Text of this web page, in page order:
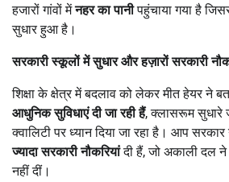
हजारों गांवों मेंनहर का पानीपहुंचाया गया है
सुधार हुआ है।
सरकारी स्कूलों में सुधार और हज़ारों सरकारी
शिक्षा के क्षेत्र में बदलाव को लेकर मीत हेयर ने
आधुनिक सुविधाएं दी जा रही हैं, क्लासरूम सुधारे
क्वालिटी पर ध्यान दिया जा रहा है। आप
ज्यादा सरकारी नौकरियांदी हैं, जो अकाली दल ने
नहीं दीं।